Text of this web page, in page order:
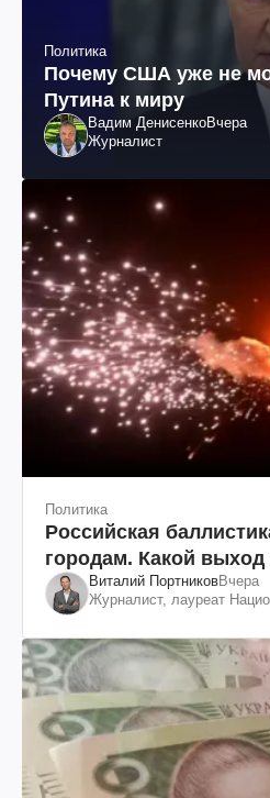
Политика
Почему США уже не
Путина к миру
Вадим ДенисенкоВчера
Журналист
Политика
Российская
городам. Какой выход
Виталий ПортниковВчера
Журналист, лауреат